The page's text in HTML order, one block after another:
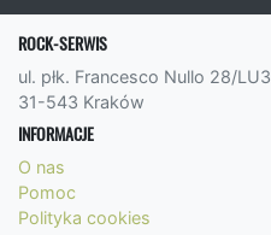
ROCK-SERWIS
ul. płk. Francesco Nullo 28/LU3
31-543 Kraków
INFORMACJE
O nas
Pomoc
Polityka cookies